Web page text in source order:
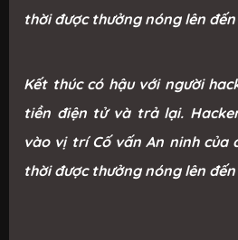
thời được thưởng nóng lên
Kết thúc có hậu với người
tiền điện tử và trả lại.
vào vị trí Cố vấn An ninh của
thời được thưởng nóng lên